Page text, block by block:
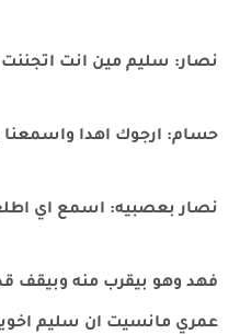
نصار: سليم مين انت اتجننت
حسام: ارجوك اهدا
نصار بعصبيه: اسمع اي
فهد وهو بيقرب منه وبيقف
عمري مانسيت ان سليم